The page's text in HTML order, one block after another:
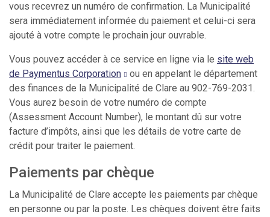
vous recevrez un numéro de confirmation. La Municipalité
sera immédiatement informée du paiement et celui-ci sera
ajouté à votre compte le prochain jour ouvrable.
Vous pouvez accéder à ce service en ligne via le site web
de Paymentus Corporation
ou en appelant le département
des finances de la Municipalité de Clare au 902-769-2031.
Vous aurez besoin de votre numéro de compte
(Assessment Account Number), le montant dû sur votre
facture d’impôts, ainsi que les détails de votre carte de
crédit pour traiter le paiement.
Paiements par chèque
La Municipalité de Clare accepte les paiements par chèque
en personne ou par la poste. Les chèques doivent être faits